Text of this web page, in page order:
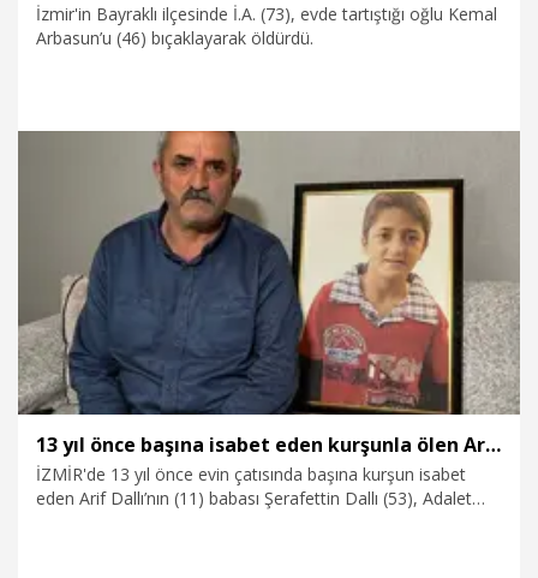
İzmir'in Bayraklı ilçesinde İ.A. (73), evde tartıştığı oğlu Kemal
Arbasun’u (46) bıçaklayarak öldürdü.
Gündem
13 yıl önce başına isabet eden kurşunla ölen Arif'in ailesi failin bulunmasını istiyor
İZMİR'de 13 yıl önce evin çatısında başına kurşun isabet
eden Arif Dallı’nın (11) babası Şerafettin Dallı (53), Adalet